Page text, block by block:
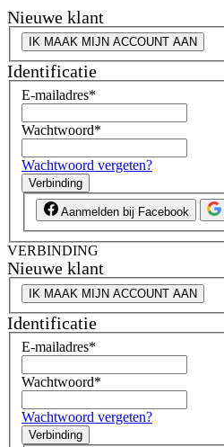
Nieuwe klant
IK MAAK MIJN ACCOUNT AAN
Identificatie
E-mailadres*
Wachtwoord*
Wachtwoord vergeten?
Verbinding
Aanmelden bij Facebook
VERBINDING
Nieuwe klant
IK MAAK MIJN ACCOUNT AAN
Identificatie
E-mailadres*
Wachtwoord*
Wachtwoord vergeten?
Verbinding